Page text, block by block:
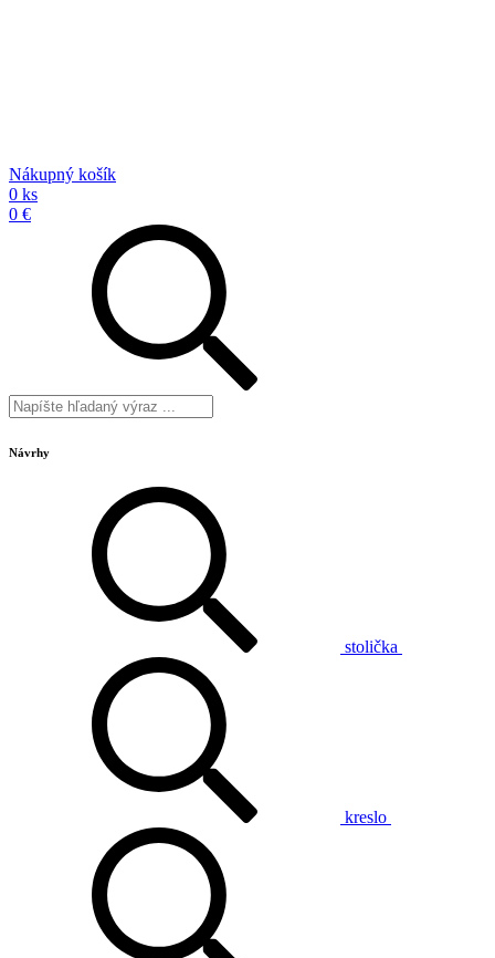
Nákupný košík
0 ks
0 €
Návrhy
stolička
kreslo